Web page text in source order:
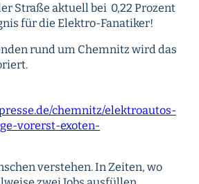
Straße aktuell bei 0,22 Prozent
für die Elektro-Fanatiker!
rund um Chemnitz wird das
chemnitz/elektroautos-
vorerst-exoten-
verstehen. In Zeiten, wo